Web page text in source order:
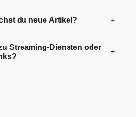
du neue Artikel? +
Streaming-Diensten oder
+